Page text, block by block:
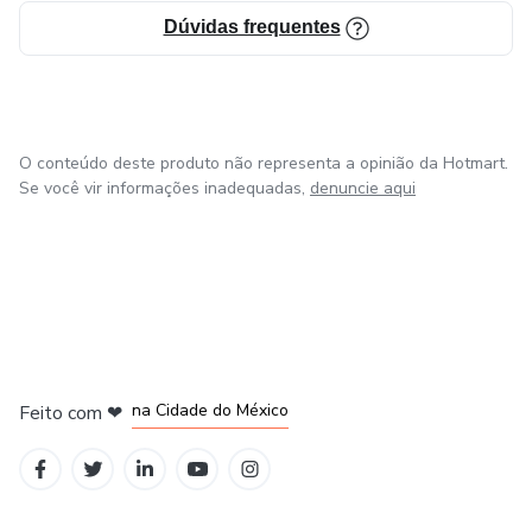
Dúvidas frequentes
O conteúdo deste produto não representa a opinião da Hotmart.
Se você vir informações inadequadas, denuncie aqui
Feito com ❤ na Cidade do México